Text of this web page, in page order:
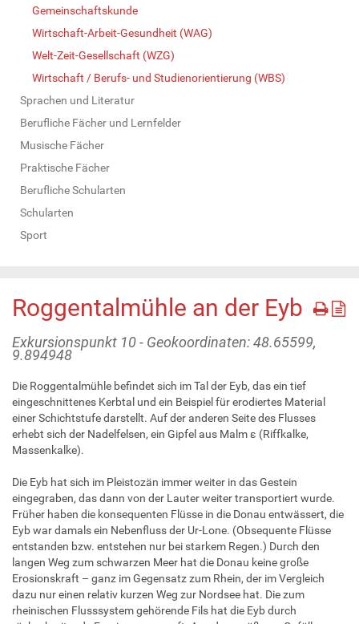
Gemeinschaftskunde
Wirtschaft-Arbeit-Gesundheit (WAG)
Welt-Zeit-Gesellschaft (WZG)
Wirtschaft / Berufs- und Studienorientierung (WBS)
Sprachen und Literatur
Berufliche Fächer und Lernfelder
Musische Fächer
Praktische Fächer
Berufliche Schularten
Schularten
Sport
Roggentalmühle an der Eyb
Exkursionspunkt 10 - Geokoordinaten: 48.65599,
9.894948
Die Roggentalmühle befindet sich im Tal der Eyb, das ein tief
eingeschnittenes Kerbtal und ein Beispiel für erodiertes Material
einer Schichtstufe darstellt. Auf der anderen Seite des Flusses
erhebt sich der Nadelfelsen, ein Gipfel aus Malm ε (Riffkalke,
Massenkalke).
Die Eyb hat sich im Pleistozän immer weiter in das Gestein
eingegraben, das dann von der Lauter weiter transportiert wurde.
Früher haben die konsequenten Flüsse in die Donau entwässert, die
Eyb war damals ein Nebenfluss der Ur-Lone. (Obsequente Flüsse
entstanden bzw. entstehen nur bei starkem Regen.) Durch den
langen Weg zum schwarzen Meer hat die Donau keine große
Erosionskraft – ganz im Gegensatz zum Rhein, der im Vergleich
dazu nur einen relativ kurzen Weg zur Nordsee hat. Die zum
rheinischen Flusssystem gehörende Fils hat die Eyb durch